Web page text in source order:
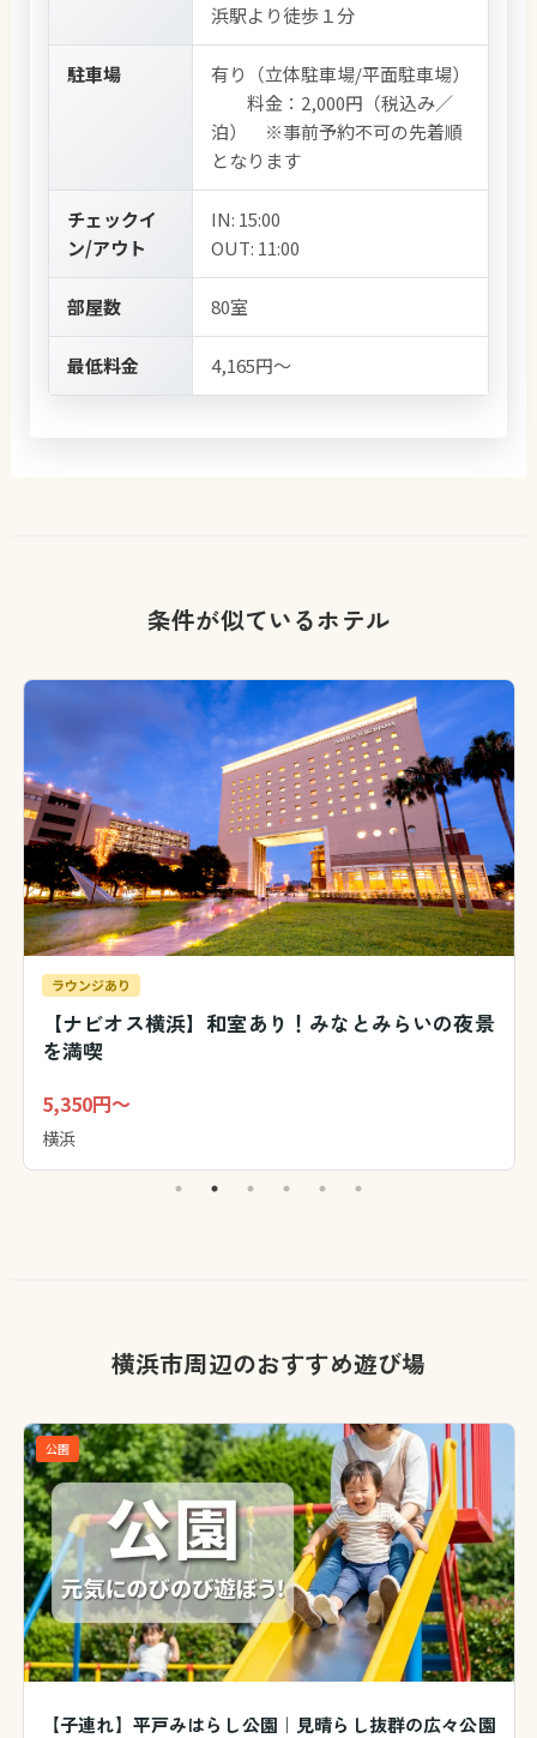
浜駅より徒歩１分
駐車場
有り（立体駐車場/平面駐車場）
料金：2,000円（税込み／
泊） ※事前予約不可の先着順
となります
チェックイ
ン/アウト
IN: 15:00
OUT: 11:00
部屋数 80室
最低料金 4,165円～
条件が似ているホテル
ラウンジあり
【ナビオス横浜】和室あり！みなとみらいの夜景
を満喫
5,350円～
横浜
横浜市周辺のおすすめ遊び場
公園
【子連れ】平戸みはらし公園｜見晴らし抜群の広々公園